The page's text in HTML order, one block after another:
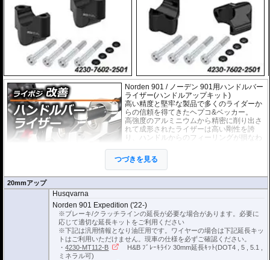
Norden 901 / ノーデン 901用ハンドルバー
ライザー(ハンドルアップキット)
高い精度と堅牢な製品で多くのライダーか
らの信頼を得てきたヘプコ&ベッカー。
高強度のアルミニウムから精密に削り出さ
れて成形されたライザーは高い剛性を誇
り、ハンドルからのフィーリングが損なわ
EUの工業製品安全規格「TÜV」を取得
し、他のヘプコの商品と同様に高い安全
性、信頼性の商品となっております。
※車体の個体差によりブレーキ/クラッチラインの延長が必要な場合がありま
ブレーキ/クラッチラインの延長にはヘプコ&ベッカーの延長キットがおすすめ
をご確認ください。
つづきを見る
20mmアップ
Husqvarna
Norden 901 Expedition ('22-)
※ブレーキ/クラッチラインの延長が必要な場合があります。必要に
応じて適切な延長キットをご利用ください
※下記は汎用情報となり油圧用です。ワイヤーの場合は下記延長キッ
トはご利用いただけません。現車の仕様を必ずご確認ください。
・4230-MT112-B
H&B ﾌﾞﾚｰｷﾗｲﾝ 30mm延長ｷｯﾄ(DOT4 , 5 , 5.1 ,
ミネラル可)